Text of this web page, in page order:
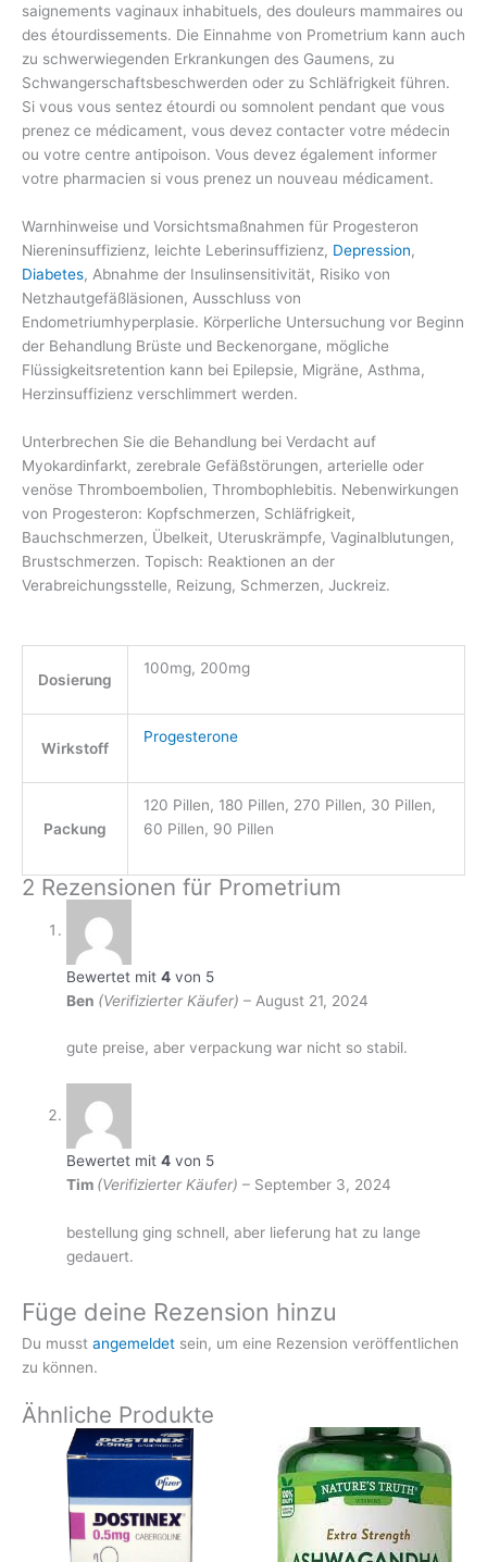
saignements vaginaux inhabituels, des douleurs mammaires ou
des étourdissements. Die Einnahme von Prometrium kann auch
zu schwerwiegenden Erkrankungen des Gaumens, zu
Schwangerschaftsbeschwerden oder zu Schläfrigkeit führen.
Si vous vous sentez étourdi ou somnolent pendant que vous
prenez ce médicament, vous devez contacter votre médecin
ou votre centre antipoison. Vous devez également informer
votre pharmacien si vous prenez un nouveau médicament.
Warnhinweise und Vorsichtsmaßnahmen für Progesteron
Niereninsuffizienz, leichte Leberinsuffizienz, Depression,
Diabetes, Abnahme der Insulinsensitivität, Risiko von
Netzhautgefäßläsionen, Ausschluss von
Endometriumhyperplasie. Körperliche Untersuchung vor Beginn
der Behandlung Brüste und Beckenorgane, mögliche
Flüssigkeitsretention kann bei Epilepsie, Migräne, Asthma,
Herzinsuffizienz verschlimmert werden.
Unterbrechen Sie die Behandlung bei Verdacht auf
Myokardinfarkt, zerebrale Gefäßstörungen, arterielle oder
venöse Thromboembolien, Thrombophlebitis. Nebenwirkungen
von Progesteron: Kopfschmerzen, Schläfrigkeit,
Bauchschmerzen, Übelkeit, Uteruskrämpfe, Vaginalblutungen,
Brustschmerzen. Topisch: Reaktionen an der
Verabreichungsstelle, Reizung, Schmerzen, Juckreiz.
Dosierung
100mg, 200mg
Wirkstoff
Progesterone
Packung
120 Pillen, 180 Pillen, 270 Pillen, 30 Pillen,
60 Pillen, 90 Pillen
2 Rezensionen für Prometrium
Bewertet mit4 von 5
Ben (Verifizierter Käufer) – August 21, 2024
gute preise, aber verpackung war nicht so stabil.
Bewertet mit4 von 5
Tim (Verifizierter Käufer) – September 3, 2024
bestellung ging schnell, aber lieferung hat zu lange
gedauert.
Füge deine Rezension hinzu
Du musst angemeldet sein, um eine Rezension veröffentlichen
zu können.
Ähnliche Produkte